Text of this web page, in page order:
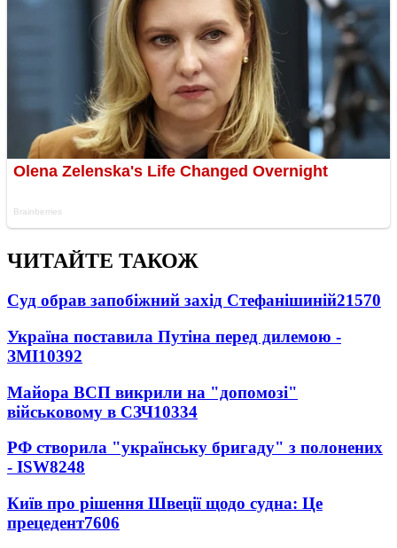
ЧИТАЙТЕ ТАКОЖ
Суд обрав запобіжний захід Стефанішиній21570
Україна поставила Путіна перед дилемою -
ЗМІ10392
Майора ВСП викрили на "допомозі"
військовому в СЗЧ10334
РФ створила "українську бригаду" з полонених
- ISW8248
Київ про рішення Швеції щодо судна: Це
прецедент7606